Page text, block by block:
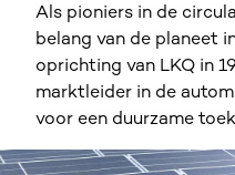
Als pioniers in de
belang van de planeet
oprichting van LKQ in
marktleider in de
voor een duurzame